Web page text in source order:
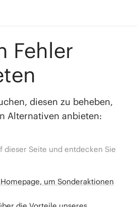
Fehler
diesen zu beheben,
Alternativen anbieten:
dieser Seite und entdecken Sie
um Sonderaktionen